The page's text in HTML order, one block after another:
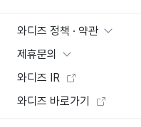
와디즈 정책 · 약관
제휴문의
와디즈 IR
와디즈 바로가기